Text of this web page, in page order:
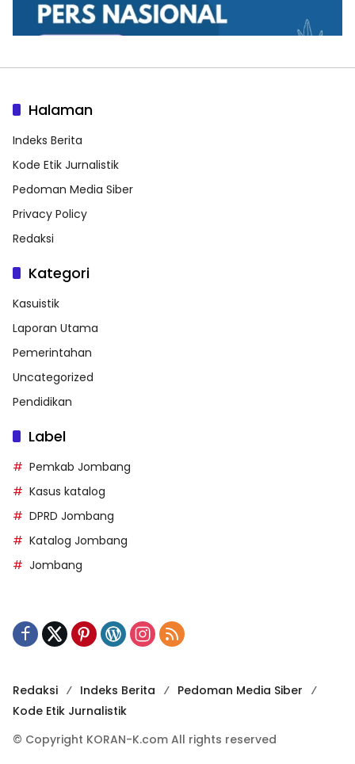
Halaman
Indeks Berita
Kode Etik Jurnalistik
Pedoman Media Siber
Privacy Policy
Redaksi
Kategori
Kasuistik
Laporan Utama
Pemerintahan
Uncategorized
Pendidikan
Label
Pemkab Jombang
Kasus katalog
DPRD Jombang
Katalog Jombang
Jombang
Redaksi Indeks Berita
Pedoman Media Siber
Kode Etik Jurnalistik
© Copyright KORAN-K.com All rights reserved